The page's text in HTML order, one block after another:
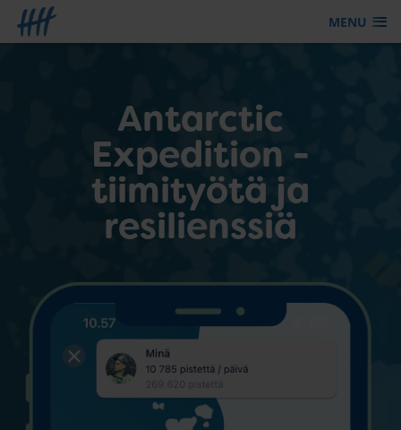
MENU
Antarctic
Expedition -
tiimityötä ja
resilienssiä